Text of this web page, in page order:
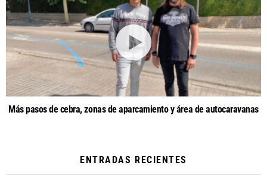
Más pasos de cebra, zonas de aparcamiento y área de autocaravanas
ENTRADAS RECIENTES